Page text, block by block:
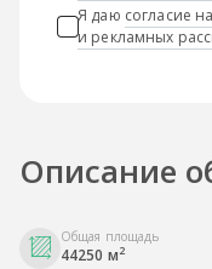
Я даю согласие
и рекламных
Описание
Общая площадь
44250 м2